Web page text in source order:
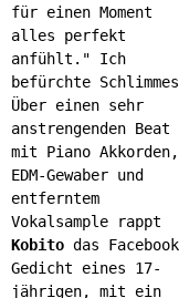
für einen Moment
alles perfekt
anfühlt." Ich
befürchte
Über einen sehr
anstrengenden Beat
mit Piano Akkorden,
EDM-Gewaber und
entferntem
Vokalsample rappt
Kobito das
Gedicht eines 17-
jährigen, mit ein